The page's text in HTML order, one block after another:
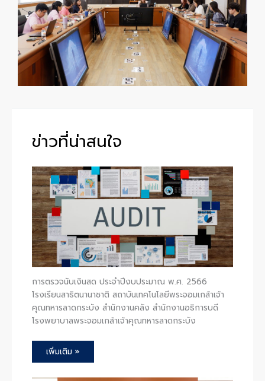
ข่าวที่น่าสนใจ
การตรวจนับเงินสด ประจำปีงบประมาณ พ.ศ. 2566
โรงเรียนสาธิตนานาชาติ สถาบันเทคโนโลยีพระจอมเกล้าเจ้า
คุณทหารลาดกระบัง สำนักงานคลัง สำนักงานอธิการบดี
โรงพยาบาลพระจอมเกล้าเจ้าคุณทหารลาดกระบัง
เพิ่มเติม »